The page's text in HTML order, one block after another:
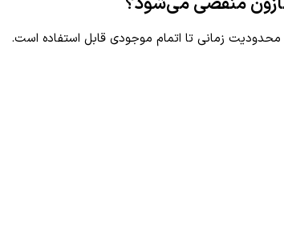
زمانی تا اتمام موجودی قابل استفاده است.